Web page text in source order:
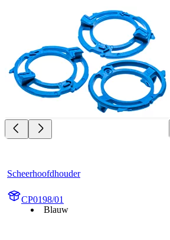
Scheerhoofdhouder
CP0198/01
Blauw